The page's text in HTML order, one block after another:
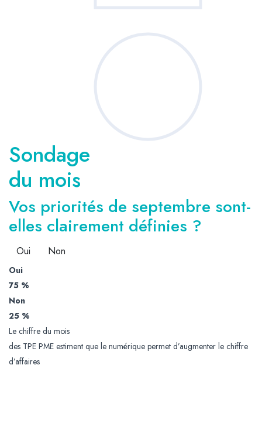
Sondage
du mois
Vos priorités de septembre sont-
elles clairement définies ?
Oui Non
Oui
75 %
Non
25 %
Le chiffre du mois
des TPE PME estiment que le numérique permet d’augmenter le chiffre
d’affaires